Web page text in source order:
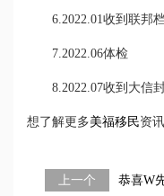
6.2022.01收到联邦
7.2022.06体检
8.2022.07收到大信封
想了解更多美福移民资
上一个 恭喜W